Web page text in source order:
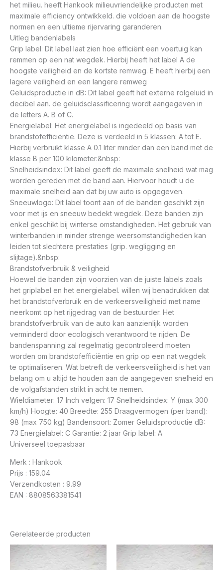
het milieu. heeft Hankook milieuvriendelijke producten met
maximale efficiency ontwikkeld. die voldoen aan de hoogste
normen en een ultieme rijervaring garanderen.
Uitleg bandenlabels
Grip label: Dit label laat zien hoe efficiënt een voertuig kan
remmen op een nat wegdek. Hierbij heeft het label A de
hoogste veiligheid en de kortste remweg. E heeft hierbij een
lagere veiligheid en een langere remweg
Geluidsproductie in dB: Dit label geeft het externe rolgeluid in
decibel aan. de geluidsclassificering wordt aangegeven in
de letters A. B of C.
Energielabel: Het energielabel is ingedeeld op basis van
brandstofefficiëntie. Deze is verdeeld in 5 klassen: A tot E.
Hierbij verbruikt klasse A 0.1 liter minder dan een band met de
klasse B per 100 kilometer.&nbsp:
Snelheidsindex: Dit label geeft de maximale snelheid wat mag
worden gereden met de band aan. Hiervoor houdt u de
maximale snelheid aan dat bij uw auto is opgegeven.
Sneeuwlogo: Dit label toont aan of de banden geschikt zijn
voor met ijs en sneeuw bedekt wegdek. Deze banden zijn
enkel geschikt bij winterse omstandigheden. Het gebruik van
winterbanden in minder strenge weersomstandigheden kan
leiden tot slechtere prestaties (grip. wegligging en
slijtage).&nbsp:
Brandstofverbruik & veiligheid
Hoewel de banden zijn voorzien van de juiste labels zoals
het griplabel en het energielabel. willen wij benadrukken dat
het brandstofverbruik en de verkeersveiligheid met name
neerkomt op het rijgedrag van de bestuurder. Het
brandstofverbruik van de auto kan aanzienlijk worden
verminderd door ecologisch verantwoord te rijden. De
bandenspanning zal regelmatig gecontroleerd moeten
worden om brandstofefficiëntie en grip op een nat wegdek
te optimaliseren. Wat betreft de verkeersveiligheid is het van
belang om u altijd te houden aan de aangegeven snelheid en
de volgafstanden strikt in acht te nemen.
Wieldiameter: 17 Inch velgen: 17 Snelheidsindex: Y (max 300
km/h) Hoogte: 40 Breedte: 255 Draagvermogen (per band):
98 (max 750 kg) Bandensoort: Zomer Geluidsproductie dB:
73 Energielabel: C Garantie: 2 jaar Grip label: A
Universeel toepasbaar
Merk : Hankook
Prijs : 159.04
Verzendkosten : 9.99
EAN : 8808563381541
Gerelateerde producten